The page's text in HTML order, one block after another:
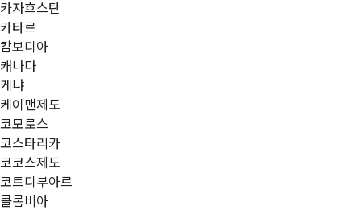
카자흐스탄
카타르
캄보디아
캐나다
케냐
케이맨제도
코모로스
코스타리카
코코스제도
코트디부아르
콜롬비아